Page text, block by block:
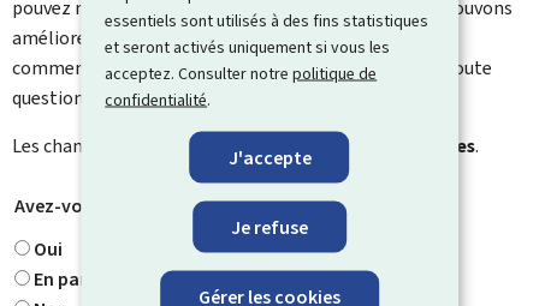
essentiels sont utilisés à des fins statistiques
et seront activés uniquement si vous les
acceptez. Consulter notrepolitique de
confidentialité.
J'accepte
Je refuse
Gérer les cookies
pouvez nous laisser un commentaire sur ce que nous pouvons
améliorer. Vous ne recevrez pas de réponse à votre
commentaire. Utilisez le formulaire de contact pour toute
question particulière.
Les champs marqués d’une étoile (
) sont obligatoires.
Avez-vous trouvé ce que vous cherchiez ?
Oui
En partie